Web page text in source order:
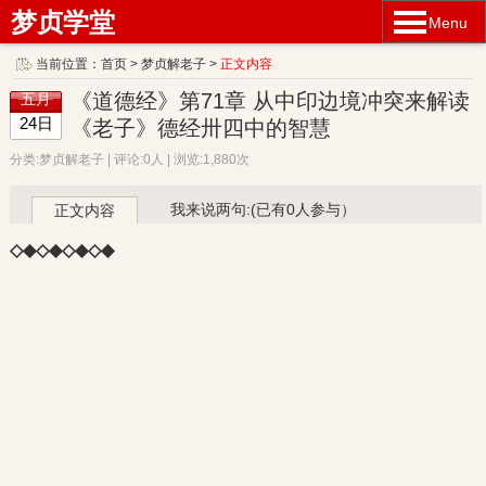
Menu
梦贞学堂
当前位置：首页 >梦贞解老子 >正文内容
五月
24日
《道德经》第71章 从中印边境冲突来解读
《老子》德经卅四中的智慧
分类:梦贞解老子 | 评论:0人 | 浏览:1,880次
正文内容 我来说两句:(已有0人参与）
◇◆◇◆◇◆◇◆